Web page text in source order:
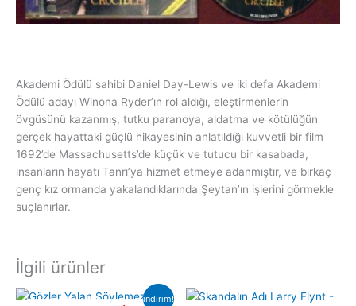
Akademi Ödülü sahibi Daniel Day-Lewis ve iki defa Akademi
Ödülü adayı Winona Ryder’ın rol aldığı, eleştirmenlerin
övgüsünü kazanmış, tutku paranoya, aldatma ve kötülüğün
gerçek hayattaki güçlü hikayesinin anlatıldığı kuvvetli bir film
1692’de Massachusetts’de küçük ve tutucu bir kasabada,
insanların hayatı Tanrı’ya hizmet etmeye adanmıştır, ve birkaç
genç kız ormanda yakalandıklarında Şeytan’ın işlerini görmekle
suçlanırlar.
İlgili ürünler
indirim!